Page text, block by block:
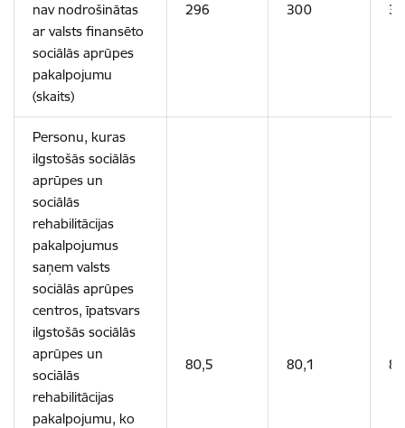
nav nodrošinātas
ar valsts finansēto
sociālās aprūpes
pakalpojumu
(skaits)
296 300
Personu, kuras
ilgstošās sociālās
aprūpes un
sociālās
rehabilitācijas
pakalpojumus
saņem valsts
sociālās aprūpes
centros, īpatsvars
ilgstošās sociālās
aprūpes un
sociālās
rehabilitācijas
pakalpojumu, ko
80,5 80,1